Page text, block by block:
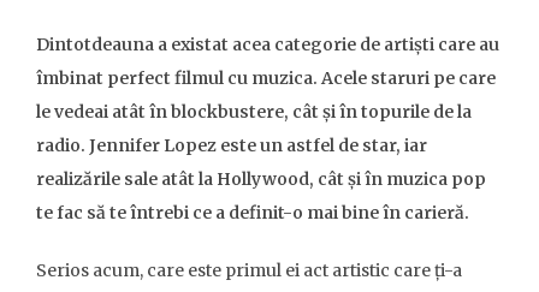
Dintotdeauna a existat acea categorie de artiști care au
îmbinat perfect filmul cu muzica. Acele staruri pe care
le vedeai atât în blockbustere, cât și în topurile de la
radio. Jennifer Lopez este un astfel de star, iar
realizările sale atât la Hollywood, cât și în muzica pop
te fac să te întrebi ce a definit-o mai bine în carieră.
Serios acum, care este primul ei act artistic care ți-a